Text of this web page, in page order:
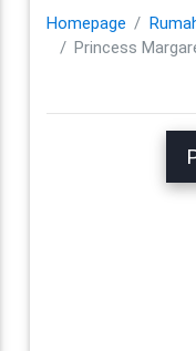
Homepage
Princess